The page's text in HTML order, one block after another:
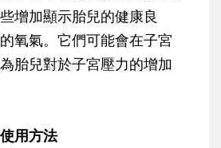
增加顯示胎兒的健康良
氧氣。它們可能會在子宮
胎兒對於子宮壓力的增加
用方法